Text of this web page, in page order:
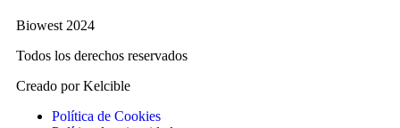
Biowest 2024
Todos los derechos reservados
Creado por Kelcible
Política de Cookies